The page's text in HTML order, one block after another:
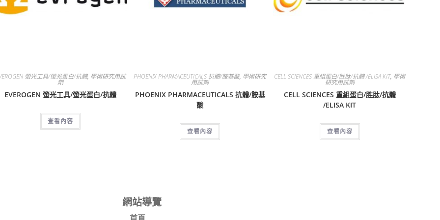
螢光工具/螢光蛋白/抗體, 學術研究用試
劑
EVEROGEN 螢光工具/螢光蛋白/抗體
查看內容
PHOENIX PHARMACEUTICALS 抗體/胺基酸, 學術研究
用試劑
PHOENIX PHARMACEUTICALS 抗體/胺基
酸
查看內容
CELL SCIENCES 重組蛋白/胜肽/抗體 /ELISA KIT, 學術
研究用試劑
CELL SCIENCES 重組蛋白/胜肽/抗體
/ELISA KIT
查看內容
網站導覽